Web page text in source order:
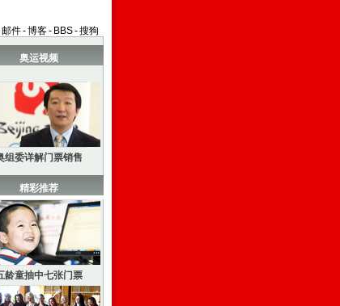
邮件-博客- BBS-搜狗
奥运视频
组委详解门票销售
精彩推荐
龄童抽中七张门票